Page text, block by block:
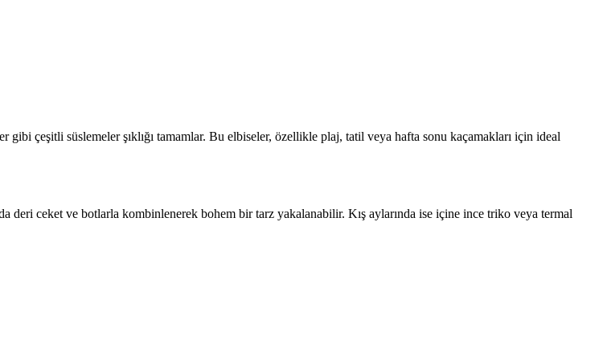
gibi çeşitli süslemeler şıklığı tamamlar. Bu elbiseler, özellikle plaj, tatil veya hafta sonu kaçamakları için ideal
deri ceket ve botlarla kombinlenerek bohem bir tarz yakalanabilir. Kış aylarında ise içine ince triko veya termal